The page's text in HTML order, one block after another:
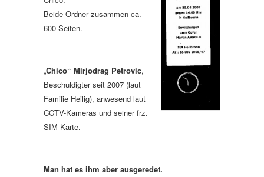
Beide Ordner zusammen ca.
600 Seiten.
„Chico“ Mirjodrag Petrovic,
Beschuldigter seit 2007 (laut
Familie Heilig), anwesend laut
CCTV-Kameras und seiner frz.
SIM-Karte.
Man hat es ihm aber ausgeredet.